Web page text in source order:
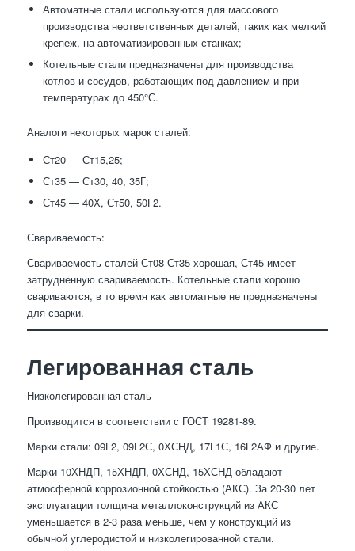
Автоматные стали используются для массового
производства неответственных деталей, таких как мелкий
крепеж, на автоматизированных станках;
Котельные стали предназначены для производства
котлов и сосудов, работающих под давлением и при
температурах до 450°С.
Аналоги некоторых марок сталей:
Ст20 — Ст15,25;
Ст35 — Ст30, 40, 35Г;
Ст45 — 40Х, Ст50, 50Г2.
Свариваемость:
Свариваемость сталей Ст08-Ст35 хорошая, Ст45 имеет
затрудненную свариваемость. Котельные стали хорошо
свариваются, в то время как автоматные не предназначены
для сварки.
Легированная сталь
Низколегированная сталь
Производится в соответствии с ГОСТ 19281-89.
Марки стали: 09Г2, 09Г2С, 0ХСНД, 17Г1С, 16Г2АФ и другие.
Марки 10ХНДП, 15ХНДП, 0ХСНД, 15ХСНД обладают
атмосферной коррозионной стойкостью (АКС). За 20-30 лет
эксплуатации толщина металлоконструкций из АКС
уменьшается в 2-3 раза меньше, чем у конструкций из
обычной углеродистой и низколегированной стали.